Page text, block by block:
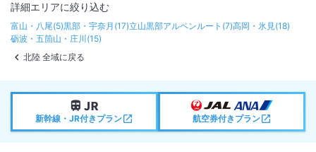
詳細エリアに絞り込む
富山・八尾(5)黒部・宇奈月 (17)立山黒部アルペンルート (7)高岡・氷見(18)
砺波・五箇山・庄川 (15)
北陸 全域に戻る
新幹線・JR付きプラン 航空券付きプラン